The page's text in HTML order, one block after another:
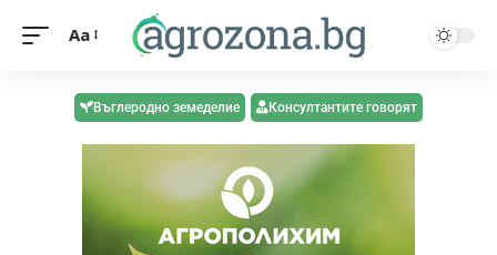
Aa
Въглеродно земеделие Консултантите говорят